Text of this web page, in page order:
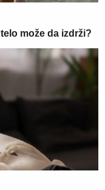
može da izdrži?